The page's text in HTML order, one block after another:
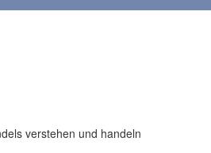
verstehen und handeln